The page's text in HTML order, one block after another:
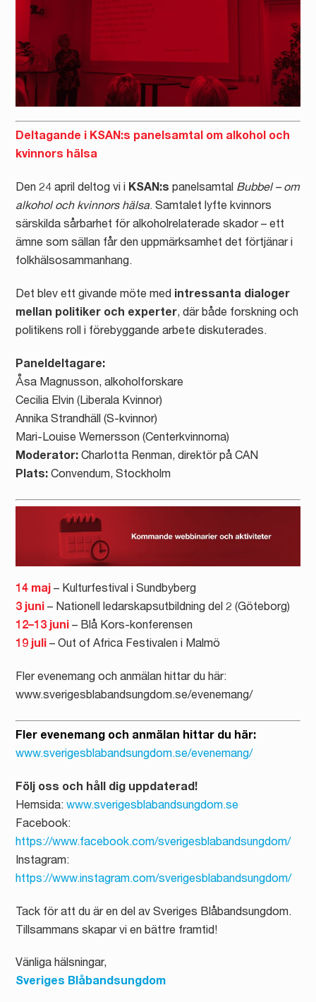
Deltagande i KSAN:s panelsamtal om alkohol och
kvinnors hälsa
Den 24 april deltog vi i KSAN:s panelsamtal Bubbel – om
alkohol och kvinnors hälsa. Samtalet lyfte kvinnors
särskilda sårbarhet för alkoholrelaterade skador – ett
ämne som sällan får den uppmärksamhet det förtjänar i
folkhälsosammanhang.
Det blev ett givande möte med intressanta dialoger
mellan politiker och experter, där både forskning och
politikens roll i förebyggande arbete diskuterades.
Paneldeltagare:
Åsa Magnusson, alkoholforskare
Cecilia Elvin (Liberala Kvinnor)
Annika Strandhäll (S-kvinnor)
Mari-Louise Wernersson (Centerkvinnorna)
Moderator: Charlotta Renman, direktör på CAN
Plats: Convendum, Stockholm
14 maj – Kulturfestival i Sundbyberg
3 juni – Nationell ledarskapsutbildning del 2 (Göteborg)
12–13 juni– Blå Kors-konferensen
19 juli – Out of Africa Festivalen i Malmö
Fler evenemang och anmälan hittar du här:
www.sverigesblabandsungdom.se/evenemang/
Fler evenemang och anmälan hittar du här:
www.sverigesblabandsungdom.se/evenemang/
Följ oss och håll dig uppdaterad!
Hemsida: www.sverigesblabandsungdom.se
Facebook:
https://www.facebook.com/sverigesblabandsungdom/
Instagram:
https://www.instagram.com/sverigesblabandsungdom/
Tack för att du är en del av Sveriges Blåbandsungdom.
Tillsammans skapar vi en bättre framtid!
Vänliga hälsningar,
Sveriges Blåbandsungdom